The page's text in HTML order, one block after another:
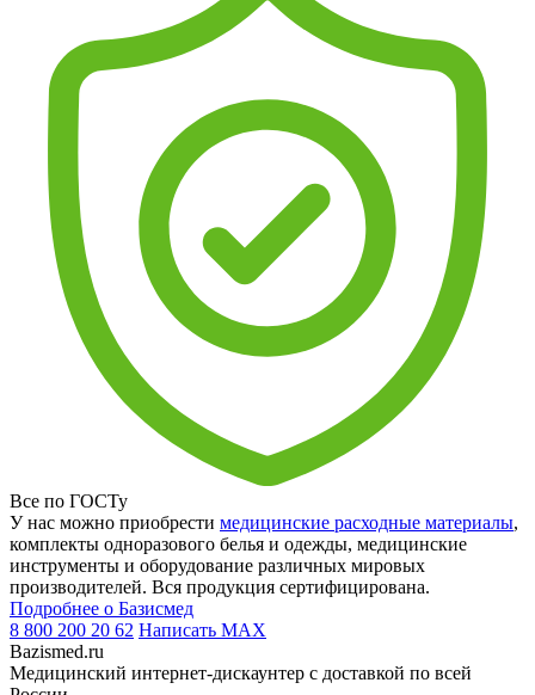
Все по ГОСТу
У нас можно приобрести медицинские расходные материалы,
комплекты одноразового белья и одежды, медицинские
инструменты и оборудование различных мировых
производителей. Вся продукция сертифицирована.
Подробнее о Базисмед
8 800 200 20 62 Написать MAX
Bazismed.ru
Медицинский интернет-дискаунтер с доставкой по всей